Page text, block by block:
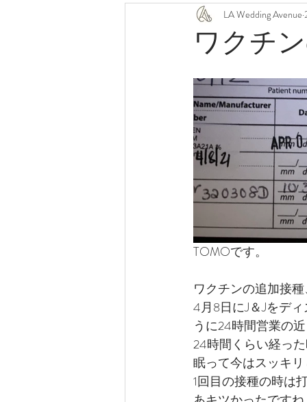
ロサンゼルスグルメ サン
サンディエゴ観光 サンデ
ラスベガス観光 ラスベガ
ハワイグルメ ロサンゼル
ラスベガスウェディング
ウェディングプランナーの1日
ワクチ
LA Wedding Avenue
TOMOです。
ワクチンの追加接
4月8日にJ＆Jをデ
うに24時間営業の
24時間くらい経っ
眠って今はスッキ
1回目の接種の時は